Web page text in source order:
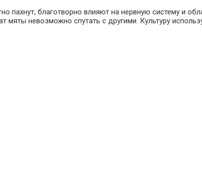
пахнут, благотворно влияют на нервную систему и
невозможно спутать с другими. Культуру